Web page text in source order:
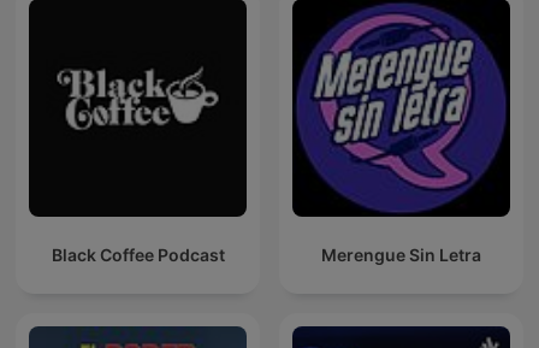
Black Coffee Podcast Merengue Sin Letra